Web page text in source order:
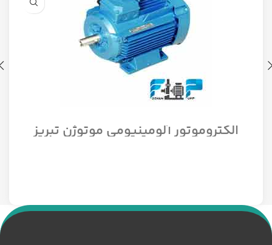
الکتروموتور آلومینیومی موتوژن تبریز
سه فاز مدل 1/12 اسب 1500 دور